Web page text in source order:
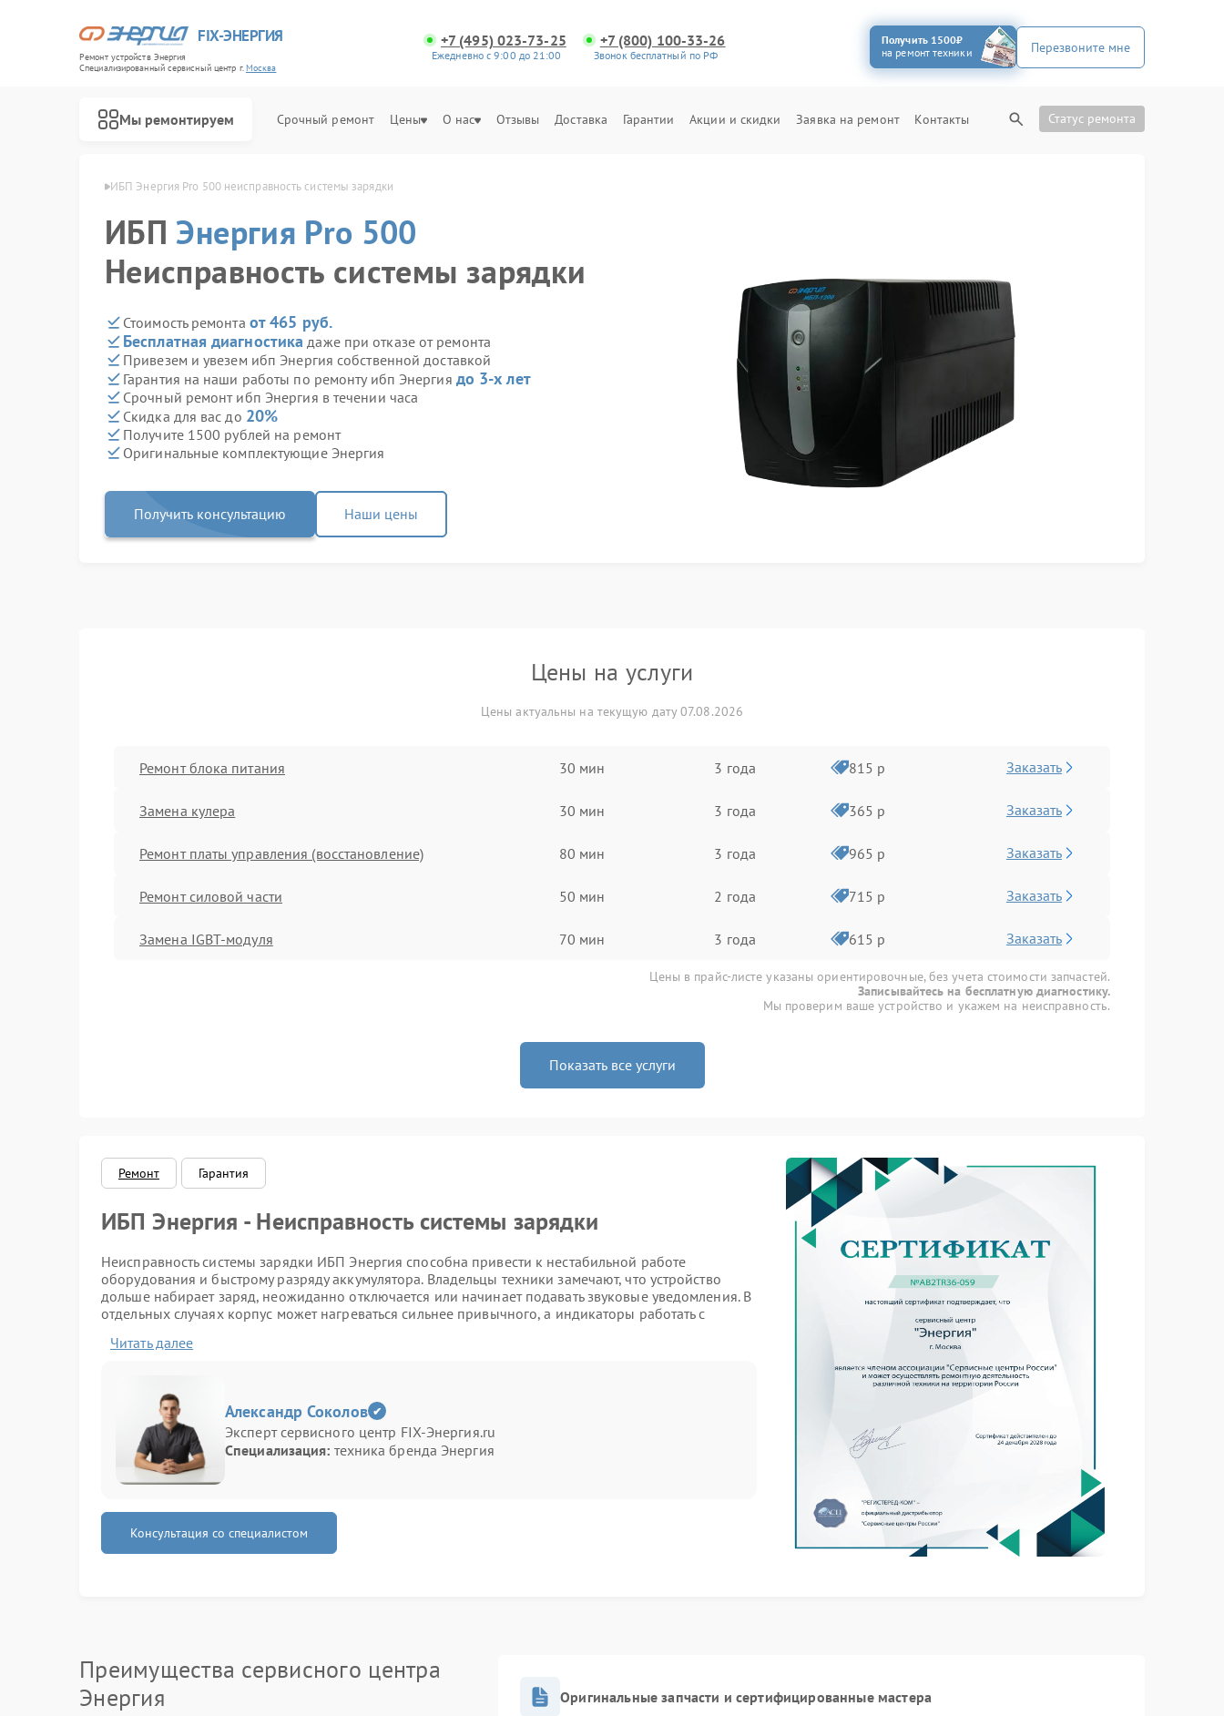
FIX-ЭНЕРГИЯ
Ремонт устройств Энергия
Специализированный cервисный центр г.Москва
+7 (495) 023-73-25
Ежедневно с 9:00 до 21:00
+7 (800) 100-33-26
Звонок бесплатный по РФ
Получить 1500₽
на ремонт техники
Перезвоните мне
Мы ремонтируем Срочный ремонт Цены О нас Отзывы Доставка Гарантии Акции и скидки Заявка на ремонт Контакты Статус ремонта
ИБП Энергия Pro 500 неисправность системы зарядки
ИБПЭнергия Pro 500
Неисправность системы зарядки
Стоимость ремонта от 465 руб.
Бесплатная диагностика даже при отказе от ремонта
Привезем и увезем ибп Энергия собственной доставкой
Гарантия на наши работы по ремонту ибп Энергия до 3-х лет
Срочный ремонт ибп Энергия в течении часа
Скидка для вас до 20%
Получите 1500 рублей на ремонт
Оригинальные комплектующие Энергия
Получить консультацию Наши цены
Цены на услуги
Цены актуальны на текущую дату 07.08.2026
Ремонт блока питания 30 мин 3 года 815 р Заказать
Замена кулера 30 мин 3 года 365 р Заказать
Ремонт платы управления (восстановление) 80 мин 3 года 965 р Заказать
Ремонт силовой части 50 мин 2 года 715 р Заказать
Замена IGBT-модуля 70 мин 3 года 615 р Заказать
Цены в прайс-листе указаны ориентировочные, без учета стоимости запчастей.
Записывайтесь на бесплатную диагностику.
Мы проверим ваше устройство и укажем на неисправность.
Показать все услуги
Ремонт Гарантия
ИБП Энергия - Неисправность системы зарядки
Неисправность системы зарядки ИБП Энергия способна привести к нестабильной работе
оборудования и быстрому разряду аккумулятора. Владельцы техники замечают, что устройство
дольше набирает заряд, неожиданно отключается или начинает подавать звуковые уведомления. В
отдельных случаях корпус может нагреваться сильнее привычного, а индикаторы работать с
аккумулятор не набирает емкость;
ИБП выключается при кратком отключении сети;
индикаторы мигают хаотично;
появляется запах нагрева элементов;
заряд идет слишком медленно.
Подобные признаки появляются из-за износа компонентов, скачков напряжения или
повреждения внутренних цепей. В некоторых ситуациях техника продолжает запускаться, однако
стабильность работы заметно снижается.
Проверить подключение кабеля и состояние розетки.
Убедиться в отсутствии перегрева корпуса.
Читать далее
Александр Соколов
Эксперт сервисного центр FIX-Энергия.ru
Специализация: техника бренда Энергия
Консультация со специалистом
Преимущества сервисного центра
Энергия
Оригинальные запчасти и сертифицированные мастера